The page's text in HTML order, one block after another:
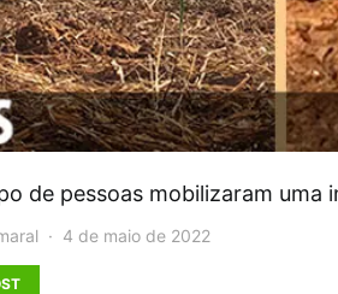
de pessoas mobilizaram
4 de maio de 2022